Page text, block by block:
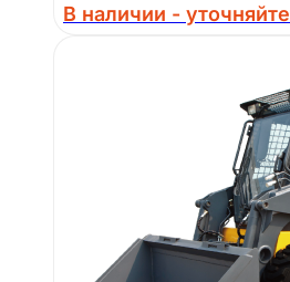
В наличии - уточняйте